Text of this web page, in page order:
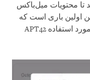
محتویات میل‌باکس
اولین باری است که
این رفتار به عنوان تاکتیک پس از نفوذ مورد استفاده APT42